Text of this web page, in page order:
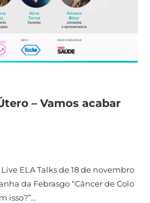
– Vamos acabar
ELA Talks de 18 de novembro
da Febrasgo “Câncer de Colo
isso?”…